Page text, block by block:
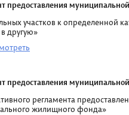
предоставления
участков к определенной
другую»
предоставления
регламента
жилищного фонда»